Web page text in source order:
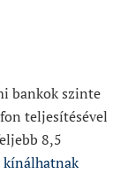
bankok szinte
teljesítésével
8,5